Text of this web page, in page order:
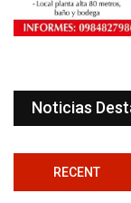
Noticias
RECENT